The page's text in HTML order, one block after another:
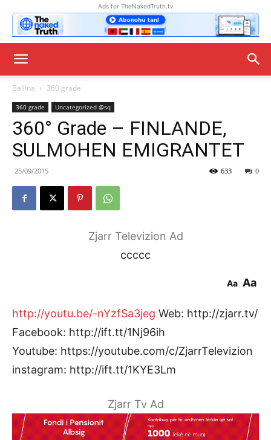
Ads for TheNakedTruth.tv
Ballina 360 grade
360 grade Uncategorized @sq
360° Grade – FINLANDE,
SULMOHEN EMIGRANTET
25/09/2015 0
633
Zjarr Televizion Ad
ccccc
Aa Aa
http://youtu.be/-nYzfSa3jeg Web: http://zjarr.tv/
Facebook: http://ift.tt/1Nj96ih
Youtube: https://youtube.com/c/ZjarrTelevizion
instagram: http://ift.tt/1KYE3Lm
Zjarr Tv Ad